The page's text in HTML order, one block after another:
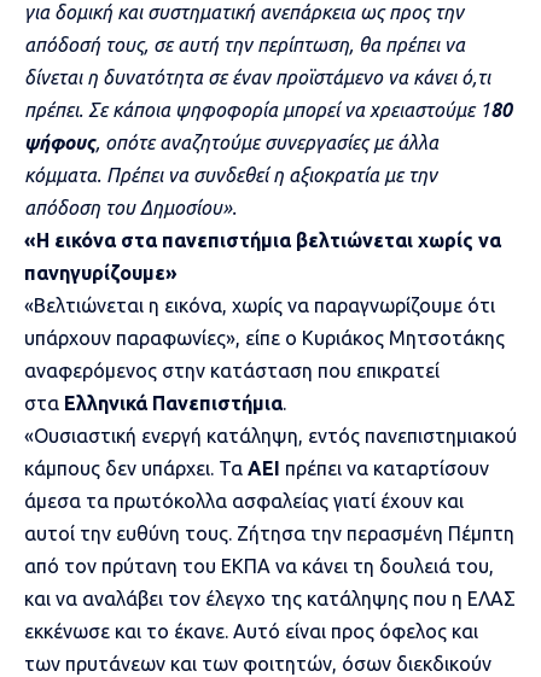
για δομική και συστηματική ανεπάρκεια ως προς την
απόδοσή τους, σε αυτή την περίπτωση, θα πρέπει να
δίνεται η δυνατότητα σε έναν προϊστάμενο να κάνει ό,τι
πρέπει. Σε κάποια ψηφοφορία μπορεί να χρειαστούμε 180
ψήφους, οπότε αναζητούμε συνεργασίες με άλλα
κόμματα. Πρέπει να συνδεθεί η αξιοκρατία με την
απόδοση του Δημοσίου».
«Η εικόνα στα πανεπιστήμια βελτιώνεται χωρίς να
πανηγυρίζουμε»
«Βελτιώνεται η εικόνα, χωρίς να παραγνωρίζουμε ότι
υπάρχουν παραφωνίες», είπε ο Κυριάκος Μητσοτάκης
αναφερόμενος στην κατάσταση που επικρατεί
στα Ελληνικά Πανεπιστήμια.
«Ουσιαστική ενεργή κατάληψη, εντός πανεπιστημιακού
κάμπους δεν υπάρχει. Τα ΑΕΙ πρέπει να καταρτίσουν
άμεσα τα πρωτόκολλα ασφαλείας γιατί έχουν και
αυτοί την ευθύνη τους. Ζήτησα την περασμένη Πέμπτη
από τον πρύτανη του ΕΚΠΑ να κάνει τη δουλειά του,
και να αναλάβει τον έλεγχο της κατάληψης που η ΕΛΑΣ
εκκένωσε και το έκανε. Αυτό είναι προς όφελος και
των πρυτάνεων και των φοιτητών, όσων διεκδικούν